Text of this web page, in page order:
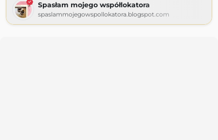
Spasłam mojego współlokatora
spaslammojegowspollokatora.blogspot.com